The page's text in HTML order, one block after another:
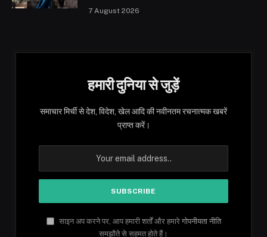
7 August 2026
हमारी दुनिया से जुड़ें
समाचार मिर्ची से देश, विदेश, खेल आदि की नवीनतम रचनात्मक खबरें
प्राप्त करें।
साइन अप करने पर, आप हमारी शर्तों और हमारे गोपनीयता नीति
समझौते से सहमत होते हैं।